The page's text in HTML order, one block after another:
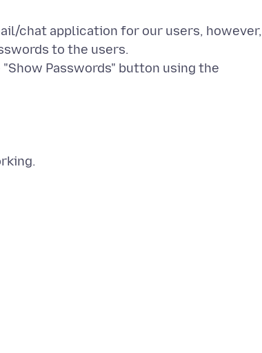
chat application for our users, however,
to the users.
Passwords" button using the